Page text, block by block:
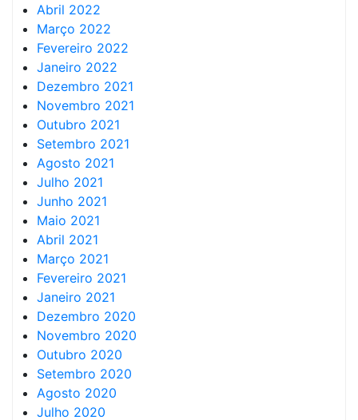
Abril 2022
Março 2022
Fevereiro 2022
Janeiro 2022
Dezembro 2021
Novembro 2021
Outubro 2021
Setembro 2021
Agosto 2021
Julho 2021
Junho 2021
Maio 2021
Abril 2021
Março 2021
Fevereiro 2021
Janeiro 2021
Dezembro 2020
Novembro 2020
Outubro 2020
Setembro 2020
Agosto 2020
Julho 2020